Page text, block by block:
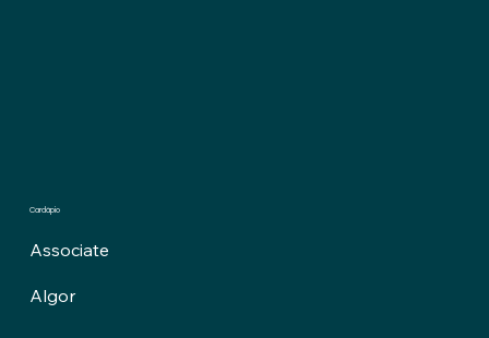
Cardápio
Associate
Algor